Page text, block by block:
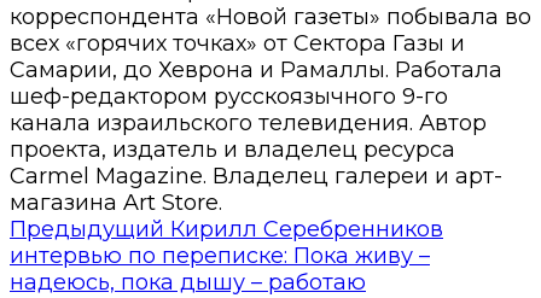
корреспондента «Новой газеты» побывала во
всех «горячих точках» от Сектора Газы и
Самарии, до Хеврона и Рамаллы. Работала
шеф-редактором русскоязычного 9-го
канала израильского телевидения. Автор
проекта, издатель и владелец ресурса
Carmel Magazine. Владелец галереи и арт-
магазина Art Store.
Предыдущий Кирилл Серебренников
интервью по переписке: Пока живу –
надеюсь, пока дышу – работаю